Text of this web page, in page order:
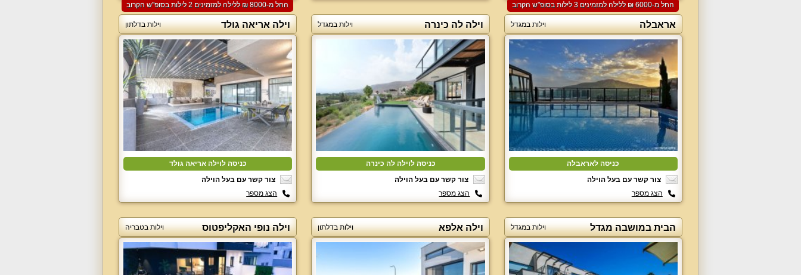
החל מ-‏6000 ₪ ללילה למזמינים 3 לילות בסופ"ש הקרוב
החל מ-‏8000 ₪ ללילה למזמינים 2 לילות בסופ"ש הקרוב
אראבלה וילות במגדל
כניסה לאראבלה
צור קשר עם בעל הוילה
הצג מספר
וילה לה כינרה וילות במגדל
כניסה לוילה לה כינרה
צור קשר עם בעל הוילה
הצג מספר
וילה אריאה גולד וילות בדלתון
כניסה לוילה אריאה גולד
צור קשר עם בעל הוילה
הצג מספר
הבית במושבה מגדל וילות במגדל וילה אלפא וילות בדלתון וילה נופי האקליפטוס וילות בטבריה